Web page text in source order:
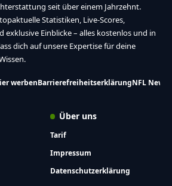
seit über einem Jahrzehnt.
Statistiken, Live-Scores,
exklusive Einblicke – alles kostenlos und in
dich auf unsere Expertise für deine
werbenBarrierefreiheitserklärungNFL News
Über uns
Tarif
Impressum
Datenschutzerklärung